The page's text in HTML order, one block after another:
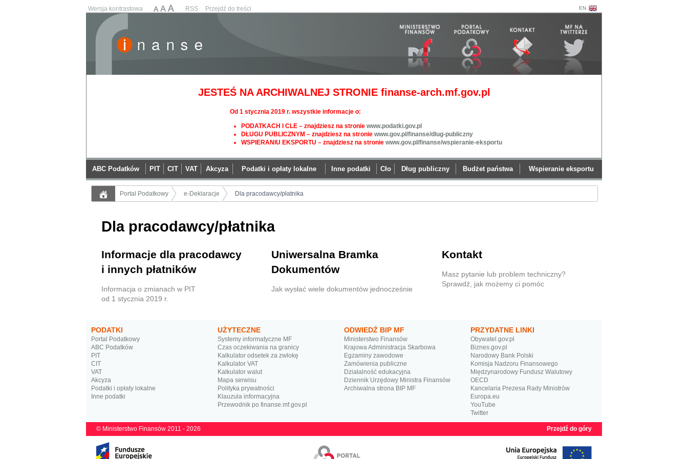
Wersja kontrastowa RSS Przejdź do treści EN
JESTEŚ NA ARCHIWALNEJ STRONIE finanse-arch.mf.gov.pl
Od 1 stycznia 2019 r. wszystkie informacje o:
PODATKACH I CLE – znajdziesz na stronie www.podatki.gov.pl
DŁUGU PUBLICZNYM – znajdziesz na stronie www.gov.pl/finanse/dlug-publiczny
WSPIERANIU EKSPORTU – znajdziesz na stronie www.gov.pl/finanse/wspieranie-eksportu
ABC Podatków PIT CIT VAT Akcyza Podatki i opłaty lokalne Inne podatki Cło Dług publiczny Budżet państwa Wspieranie eksportu
Portal Podatkowy e-Deklaracje Dla pracodawcy/płatnika
Dla pracodawcy/płatnika
Informacje dla pracodawcy
i innych płatników
Informacja o zmianach w PIT
od 1 stycznia 2019 r.
Uniwersalna Bramka
Dokumentów
Jak wysłać wiele dokumentów jednocześnie
Kontakt
Masz pytanie lub problem techniczny?
Sprawdź, jak możemy ci pomóc
PODATKI
Portal Podatkowy
ABC Podatków
PIT
CIT
VAT
Akcyza
Podatki i opłaty lokalne
Inne podatki
UŻYTECZNE
Systemy informatyczne MF
Czas oczekiwania na granicy
Kalkulator odsetek za zwłokę
Kalkulator VAT
Kalkulator walut
Mapa serwisu
Polityka prywatności
Klauzula informacyjna
Przewodnik po finanse.mf.gov.pl
ODWIEDŹ BIP MF
Ministerstwo Finansów
Krajowa Administracja Skarbowa
Egzaminy zawodowe
Zamówienia publiczne
Działalność edukacyjna
Dziennik Urzędowy Ministra Finansów
Archiwalna strona BIP MF
PRZYDATNE LINKI
Obywatel.gov.pl
Biznes.gov.pl
Narodowy Bank Polski
Komisja Nadzoru Finansowego
Międzynarodowy Fundusz Walutowy
OECD
Kancelaria Prezesa Rady Ministrów
Europa.eu
YouTube
Twitter
© Ministerstwo Finansów 2011 - 2026 Przejdź do góry